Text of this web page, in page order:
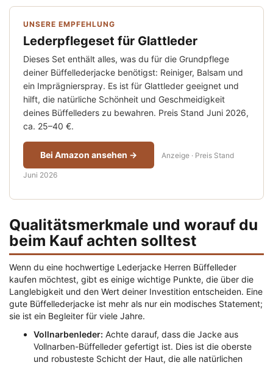
UNSERE EMPFEHLUNG
Lederpflegeset für Glattleder
Dieses Set enthält alles, was du für die Grundpflege
deiner Büffellederjacke benötigst: Reiniger, Balsam und
ein Imprägnierspray. Es ist für Glattleder geeignet und
hilft, die natürliche Schönheit und Geschmeidigkeit
deines Büffelleders zu bewahren. Preis Stand Juni 2026,
ca. 25–40 €.
Bei Amazon ansehen → Anzeige · Preis Stand
Juni 2026
Qualitätsmerkmale und worauf du
beim Kauf achten solltest
Wenn du eine hochwertige Lederjacke Herren Büffelleder
kaufen möchtest, gibt es einige wichtige Punkte, die über die
Langlebigkeit und den Wert deiner Investition entscheiden. Eine
gute Büffellederjacke ist mehr als nur ein modisches Statement;
sie ist ein Begleiter für viele Jahre.
Vollnarbenleder: Achte darauf, dass die Jacke aus
Vollnarben-Büffelleder gefertigt ist. Dies ist die oberste
und robusteste Schicht der Haut, die alle natürlichen